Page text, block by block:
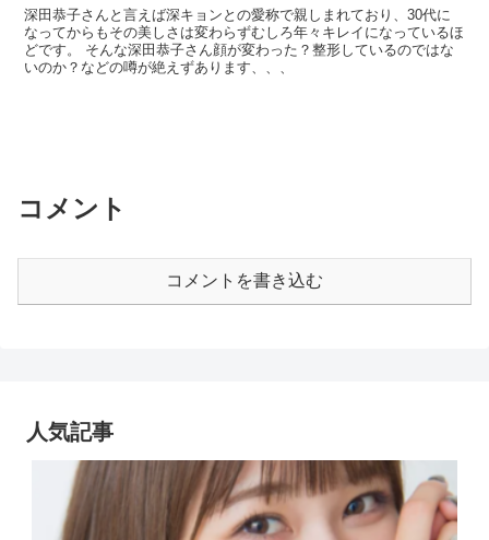
深田恭子さんと言えば深キョンとの愛称で親しまれており、30代に
なってからもその美しさは変わらずむしろ年々キレイになっているほ
どです。 そんな深田恭子さん顔が変わった？整形しているのではな
いのか？などの噂が絶えずあります、、、
コメント
コメントを書き込む
人気記事